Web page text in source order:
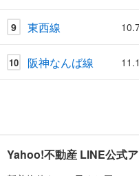
9 東西線
10 阪神なんば線
Yahoo!不動産 LINE公式